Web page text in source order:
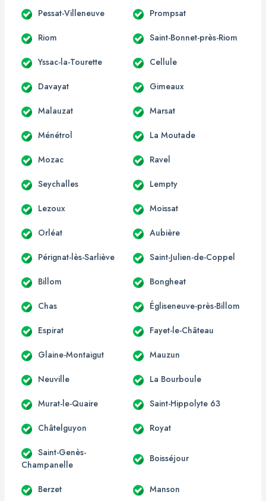
Pessat-Villeneuve Prompsat
Riom Saint-Bonnet-près-Riom
Yssac-la-Tourette Cellule
Davayat Gimeaux
Malauzat Marsat
Ménétrol La Moutade
Mozac Ravel
Seychalles Lempty
Lezoux Moissat
Orléat Aubière
Pérignat-lès-Sarliève Saint-Julien-de-Coppel
Billom Bongheat
Chas Égliseneuve-près-Billom
Espirat Fayet-le-Château
Glaine-Montaigut Mauzun
Neuville La Bourboule
Murat-le-Quaire Saint-Hippolyte 63
Châtelguyon Royat
Saint-Genès-
Champanelle
Boisséjour
Berzet Manson